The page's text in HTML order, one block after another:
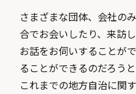
さまざまな団体、会社の
合でお会いしたり、来訪
お話をお伺いすることが
ることができるのだろう
これまでの地方自治に関